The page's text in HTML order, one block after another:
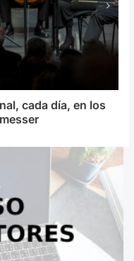
cada día, en los